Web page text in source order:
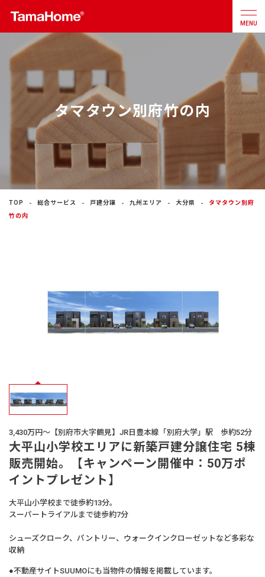
お問合せ
注文住宅
戸建分譲 住宅
リフォーム
生活サービス・その他
MENU
タマタウン別府竹の内
TOP 総合サービス 戸建分譲 九州エリア 大分県
タマタウン別府
竹の内
3,430万円～【別府市大字鶴見】JR日豊本線「別府大学」駅 歩約52分
大平山小学校エリアに新築戸建分譲住宅 5棟
販売開始。【キャンペーン開催中：50万ポ
イントプレゼント】
大平山小学校まで徒歩約13分。
スーパートライアルまで徒歩約7分
シューズクローク、パントリー、ウォークインクローゼットなど多彩な
収納
●不動産サイトSUUMOにも当物件の情報を掲載しています。